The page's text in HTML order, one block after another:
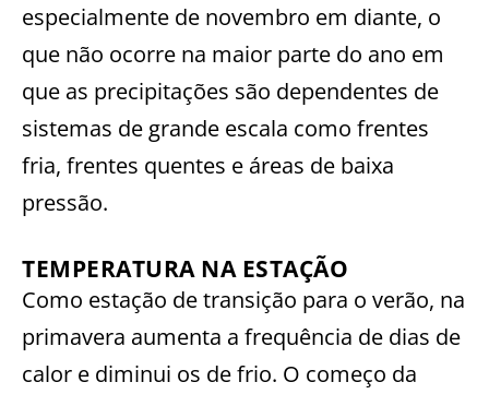
especialmente de novembro em diante, o
que não ocorre na maior parte do ano em
que as precipitações são dependentes de
sistemas de grande escala como frentes
fria, frentes quentes e áreas de baixa
pressão.
TEMPERATURA NA ESTAÇÃO
Como estação de transição para o verão, na
primavera aumenta a frequência de dias de
calor e diminui os de frio. O começo da